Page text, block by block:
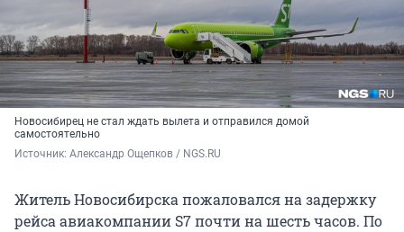
Новосибирец не стал ждать вылета и отправился домой
самостоятельно
Источник: Александр Ощепков / NGS.RU
Житель Новосибирска пожаловался на задержку
рейса авиакомпании S7 почти на шесть часов. По